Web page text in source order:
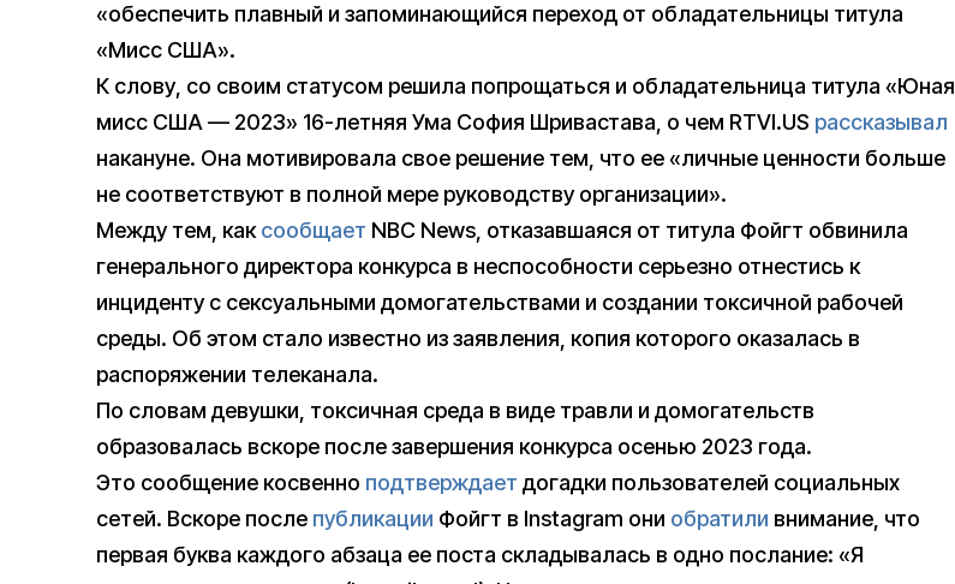
«обеспечить плавный и запоминающийся переход от обладательницы титула
«Мисс США».
К слову, со своим статусом решила попрощаться и обладательница титула «Юная
мисс США — 2023» 16-летняя Ума София Шривастава, о чем RTVI.US рассказывал
накануне. Она мотивировала свое решение тем, что ее «личные ценности больше
не соответствуют в полной мере руководству организации».
Между тем, каксообщает NBC News, отказавшаяся от титула Фойгт обвинила
генерального директора конкурса в неспособности серьезно отнестись к
инциденту с сексуальными домогательствами и создании токсичной рабочей
среды. Об этом стало известно из заявления, копия которого оказалась в
распоряжении телеканала.
По словам девушки, токсичная среда в виде травли и домогательств
образовалась вскоре после завершения конкурса осенью 2023 года.
Это сообщение косвенно подтверждает догадки пользователей социальных
сетей. Вскоре после публикации Фойгт в Instagram они обратили внимание, что
первая буква каждого абзаца ее поста складывалась в одно послание: «Я